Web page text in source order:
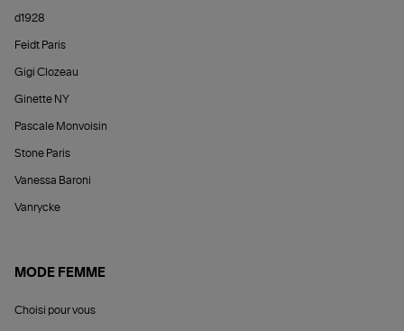
d1928
Feidt Paris
Gigi Clozeau
Ginette NY
Pascale Monvoisin
Stone Paris
Vanessa Baroni
Vanrycke
MODE FEMME
Choisi pour vous